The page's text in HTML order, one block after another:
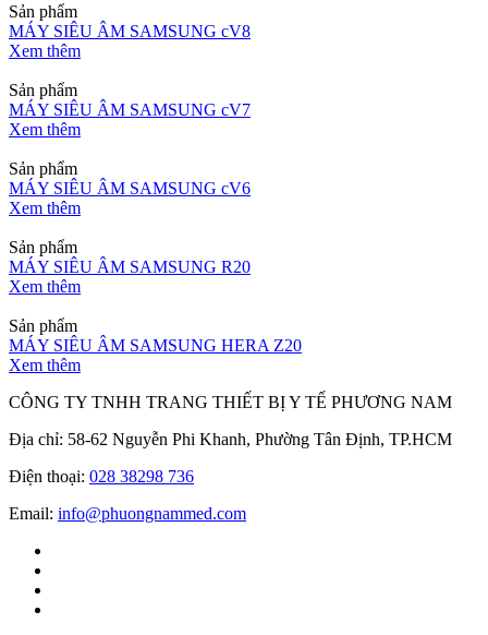
Sản phẩm
MÁY SIÊU ÂM SAMSUNG cV8
Xem thêm
Sản phẩm
MÁY SIÊU ÂM SAMSUNG cV7
Xem thêm
Sản phẩm
MÁY SIÊU ÂM SAMSUNG cV6
Xem thêm
Sản phẩm
MÁY SIÊU ÂM SAMSUNG R20
Xem thêm
Sản phẩm
MÁY SIÊU ÂM SAMSUNG HERA Z20
Xem thêm
CÔNG TY TNHH TRANG THIẾT BỊ Y TẾ PHƯƠNG NAM
Địa chỉ: 58-62 Nguyễn Phi Khanh, Phường Tân Định, TP.HCM
Điện thoại: 028 38298 736
Email: info@phuongnammed.com